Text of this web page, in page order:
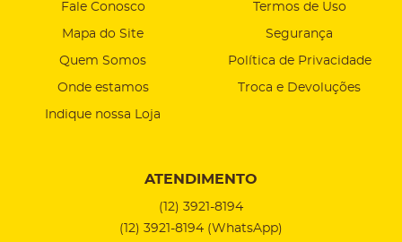
Fale Conosco
Mapa do Site
Quem Somos
Onde estamos
Indique nossa Loja
Termos de Uso
Segurança
Política de Privacidade
Troca e Devoluções
ATENDIMENTO
(12) 3921-8194
(12) 3921-8194 (WhatsApp)